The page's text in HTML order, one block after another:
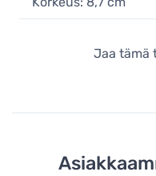
Jaa tämä